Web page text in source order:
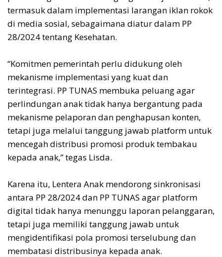
termasuk dalam implementasi larangan iklan rokok
di media sosial, sebagaimana diatur dalam PP
28/2024 tentang Kesehatan.
“Komitmen pemerintah perlu didukung oleh
mekanisme implementasi yang kuat dan
terintegrasi. PP TUNAS membuka peluang agar
perlindungan anak tidak hanya bergantung pada
mekanisme pelaporan dan penghapusan konten,
tetapi juga melalui tanggung jawab platform untuk
mencegah distribusi promosi produk tembakau
kepada anak,” tegas Lisda.
Karena itu, Lentera Anak mendorong sinkronisasi
antara PP 28/2024 dan PP TUNAS agar platform
digital tidak hanya menunggu laporan pelanggaran,
tetapi juga memiliki tanggung jawab untuk
mengidentifikasi pola promosi terselubung dan
membatasi distribusinya kepada anak.